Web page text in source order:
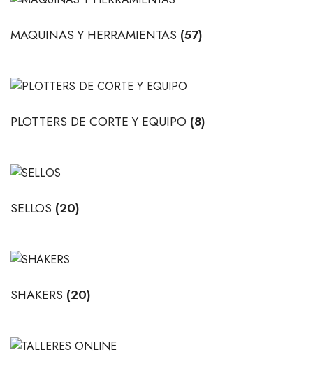
MAQUINAS Y HERRAMIENTAS (57)
PLOTTERS DE CORTE Y EQUIPO (8)
SELLOS (20)
SHAKERS (20)